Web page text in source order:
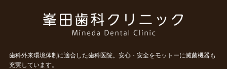
歯科外来環境体制に適合した歯科医院。安心・安全をモットーに滅菌機器も
充実しています。